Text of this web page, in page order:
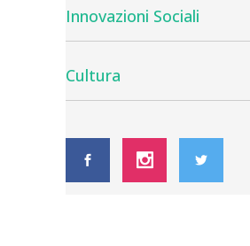
Innovazioni Sociali
Cultura